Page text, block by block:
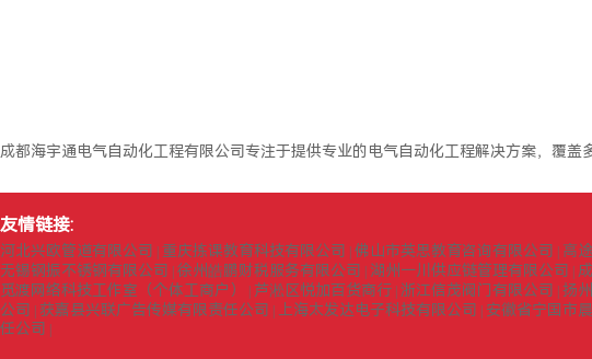
成都海宇通电气自动化工程有限公司专注于提供专业的电气自动化工程解决方案，覆盖
友情链接:
河北兴欧管道有限公司 重庆拣课教育科技有限公司 佛山市英思教育咨询有限公司 高
无锡钢振不锈钢有限公司
徐州皓鹏财税服务有限公司 湖州一川供应链管理有限公司
觅渡网络科技工作室（个体工商户）
芦淞区悦加百货商行 浙江信茂阀门有限公司 扬
公司
获嘉县兴联广告传媒有限责任公司 上海太发达电子科技有限公司 安徽省宁国市
任公司